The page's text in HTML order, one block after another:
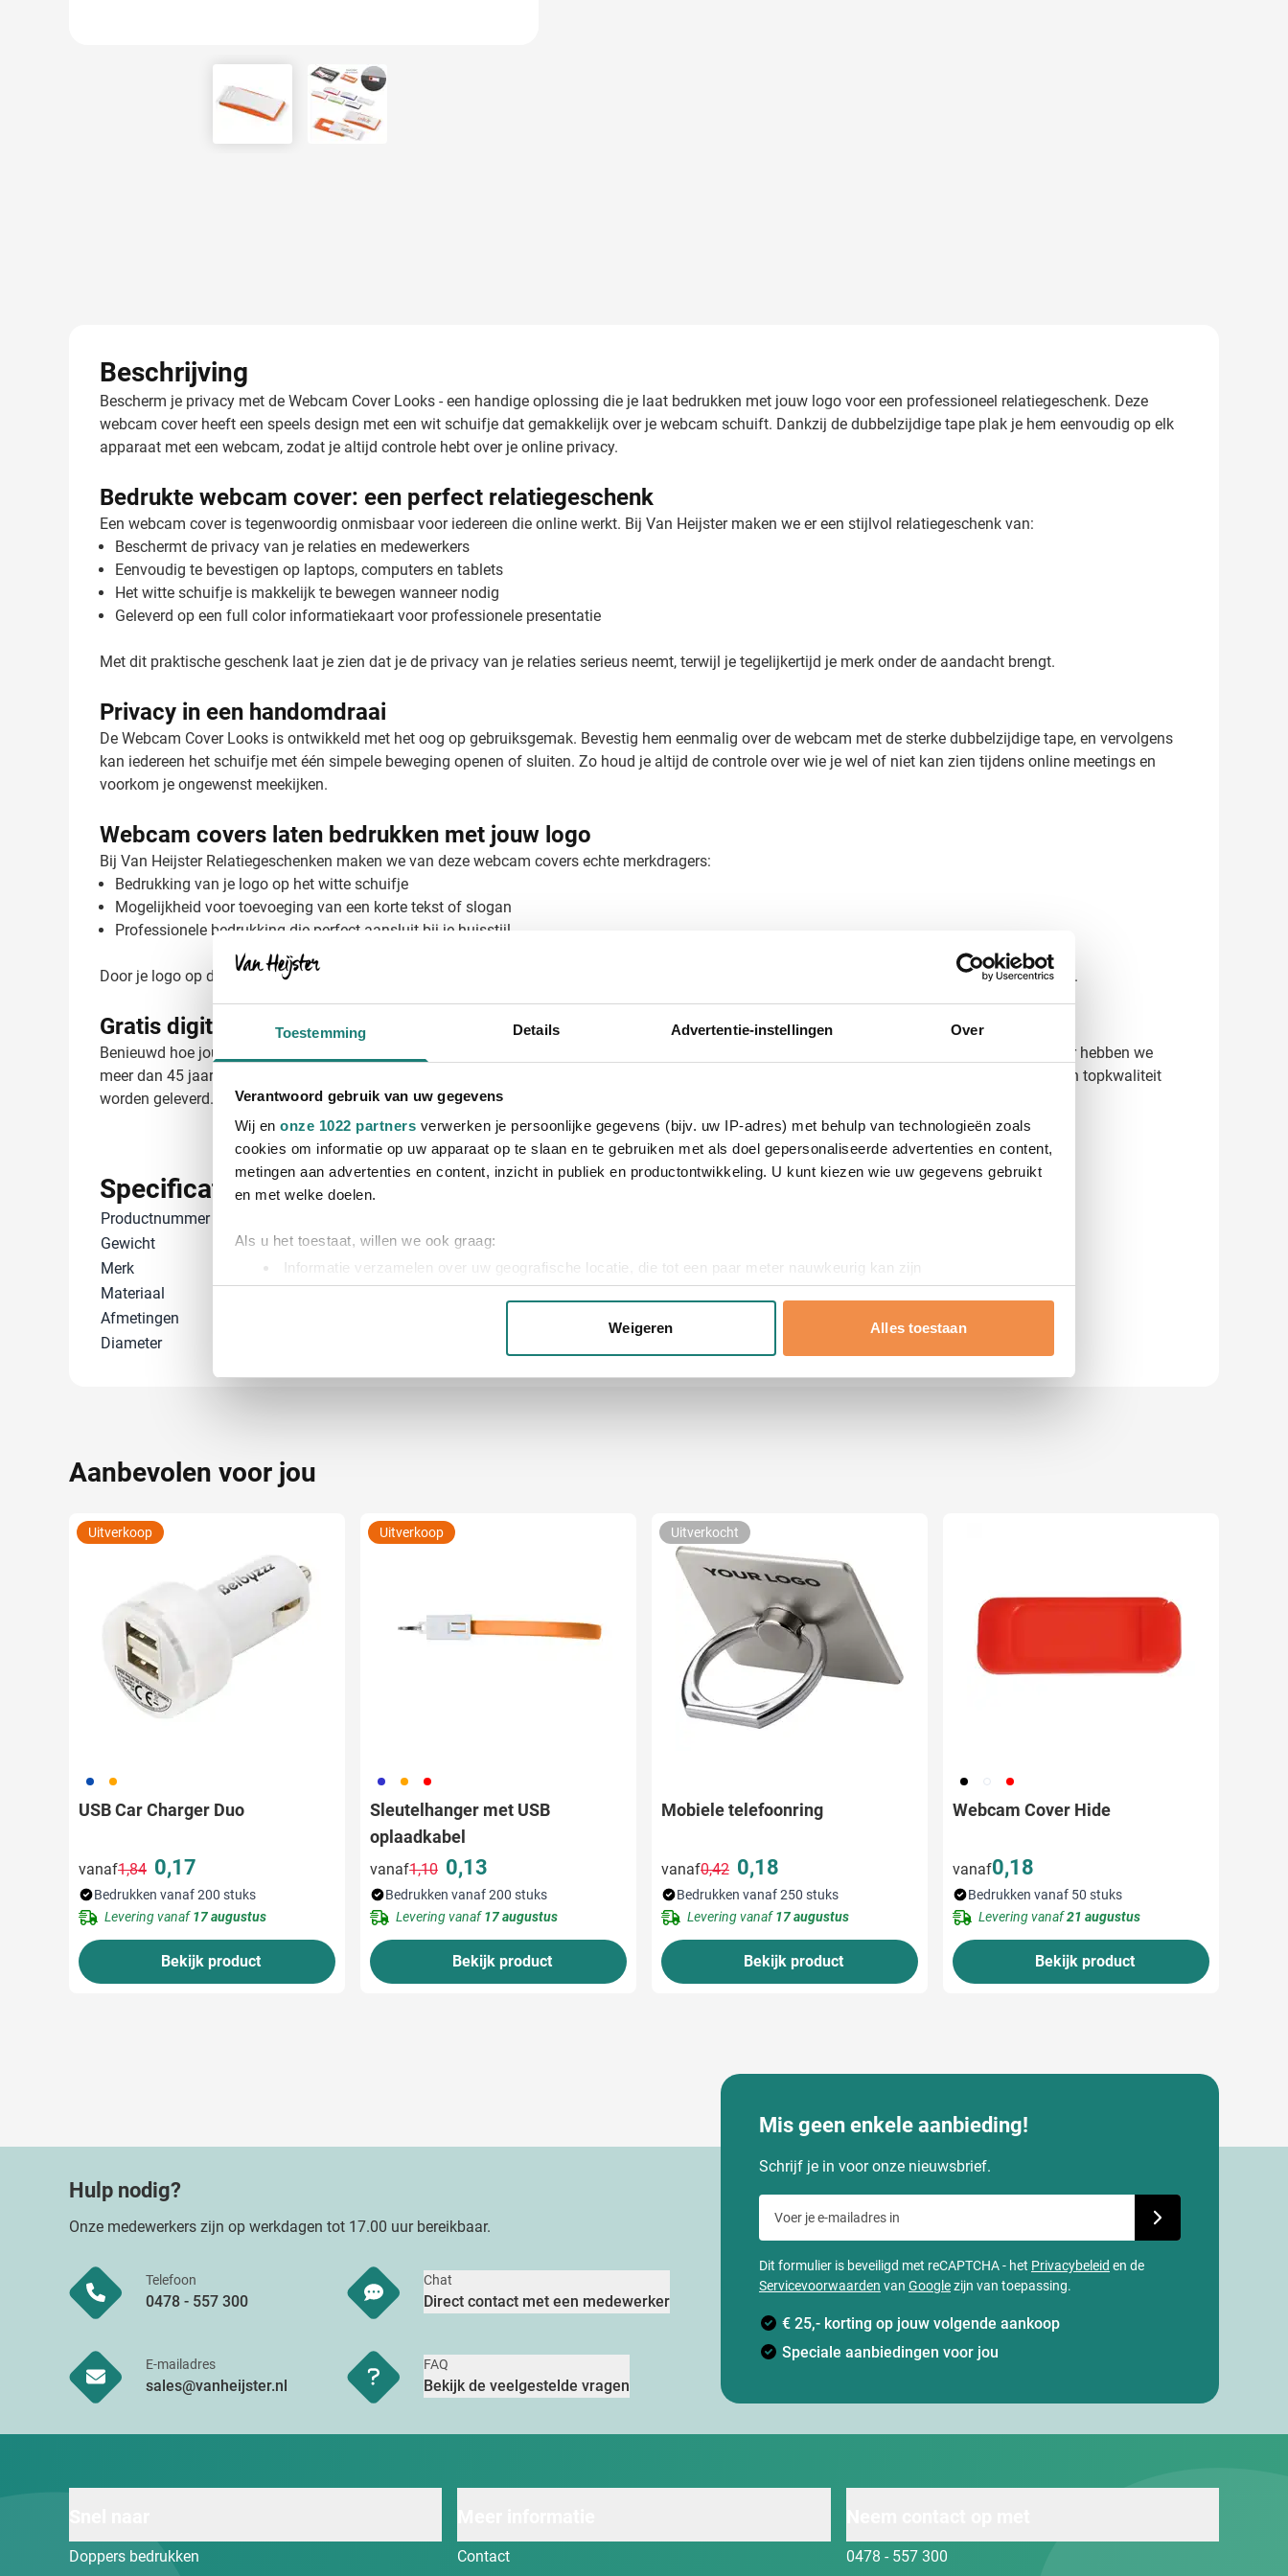
Toestemming Details Advertentie-instellingen Over
Verantwoord gebruik van uw gegevens
Wij en onze 1022 partners verwerken je persoonlijke gegevens (bijv. uw IP-adres) met behulp van technologieën zoals
cookies om informatie op uw apparaat op te slaan en te gebruiken met als doel gepersonaliseerde advertenties en content,
metingen aan advertenties en content, inzicht in publiek en productontwikkeling. U kunt kiezen wie uw gegevens gebruikt
en met welke doelen.
Als u het toestaat, willen we ook graag:
Informatie verzamelen over uw geografische locatie, die tot een paar meter nauwkeurig kan zijn
Uw apparaat identificeren door het actief te scannen op specifieke eigenschappen (fingerprinting)
toestemming op elk moment wijzigen of intrekken in de Cookieverklaring.
Weigeren Alles toestaan
View larger imageView larger image
Beschrijving
Bescherm je privacy met de Webcam Cover Looks - een handige oplossing die je laat bedrukken met jouw logo voor een professioneel relatiegeschenk. Deze
webcam cover heeft een speels design met een wit schuifje dat gemakkelijk over je webcam schuift. Dankzij de dubbelzijdige tape plak je hem eenvoudig op elk
apparaat met een webcam, zodat je altijd controle hebt over je online privacy.
Bedrukte webcam cover: een perfect relatiegeschenk
Een webcam cover is tegenwoordig onmisbaar voor iedereen die online werkt. Bij Van Heijster maken we er een stijlvol relatiegeschenk van:
Beschermt de privacy van je relaties en medewerkers
Eenvoudig te bevestigen op laptops, computers en tablets
Het witte schuifje is makkelijk te bewegen wanneer nodig
Geleverd op een full color informatiekaart voor professionele presentatie
Met dit praktische geschenk laat je zien dat je de privacy van je relaties serieus neemt, terwijl je tegelijkertijd je merk onder de aandacht brengt.
Privacy in een handomdraai
De Webcam Cover Looks is ontwikkeld met het oog op gebruiksgemak. Bevestig hem eenmalig over de webcam met de sterke dubbelzijdige tape, en vervolgens
kan iedereen het schuifje met één simpele beweging openen of sluiten. Zo houd je altijd de controle over wie je wel of niet kan zien tijdens online meetings en
voorkom je ongewenst meekijken.
Webcam covers laten bedrukken met jouw logo
Bij Van Heijster Relatiegeschenken maken we van deze webcam covers echte merkdragers:
Bedrukking van je logo op het witte schuifje
Mogelijkheid voor toevoeging van een korte tekst of slogan
Professionele bedrukking die perfect aansluit bij je huisstijl
Door je logo op deze praktische webcam cover te laten bedrukken, zorg je ervoor dat je merk dagelijks zichtbaar is op de apparaten van je relaties.
Gratis digitaal voorbeeld van je bedrukte webcam cover
Benieuwd hoe jouw logo er op de Webcam Cover Looks uitziet? Vraag een gratis digitaal voorbeeld aan en zie direct het resultaat. Bij Van Heijster hebben we
meer dan 45 jaar ervaring met het bedrukken van relatiegeschenken, waardoor we je kunnen garanderen dat je bedrukte webcam covers snel en in topkwaliteit
worden geleverd. Neem contact met ons op voor een offerte op maat of meer informatie over de mogelijkheden.
Specificaties
Productnummer
Gewicht
1 gram
Merk
DeskPoint
Materiaal
Afmetingen
Diameter
Aanbevolen voor jou
023 007
USB Car Charger Duo
vanaf
Normale prijs
1,84 0,17
Uitverkoop
Bedrukken vanaf 200 stuks
Levering vanaf17 augustus
Bekijk product
023 007 008
Sleutelhanger met USB
oplaadkabel
vanaf
Normale prijs
1,10 0,13
Uitverkoop
Bedrukken vanaf 200 stuks
Levering vanaf17 augustus
Bekijk product
Mobiele telefoonring
vanaf
Normale prijs
0,42 0,18
Uitverkocht
Bedrukken vanaf 250 stuks
Levering vanaf17 augustus
Bekijk product
001 002 008
Webcam Cover Hide
vanaf0,18
Bedrukken vanaf 50 stuks
Levering vanaf21 augustus
Bekijk product
Hulp nodig?
Onze medewerkers zijn op werkdagen tot 17.00 uur bereikbaar.
Telefoon
0478 - 557 300
Chat
Direct contact met een medewerker
E-mailadres
sales@vanheijster.nl
FAQ
Bekijk de veelgestelde vragen
Mis geen enkele aanbieding!
Schrijf je in voor onze nieuwsbrief.
Dit formulier is beveiligd met reCAPTCHA - het Privacybeleid en de
Servicevoorwaarden van Googlezijn van toepassing.
€ 25,- korting op jouw volgende aankoop
Speciale aanbiedingen voor jou
Doppers bedrukken Contact 0478 - 557 300